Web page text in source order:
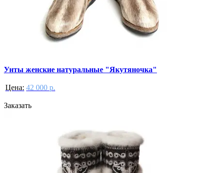
Унты женские натуральные "Якутяночка"
Цена: 42 000 р.
Заказать